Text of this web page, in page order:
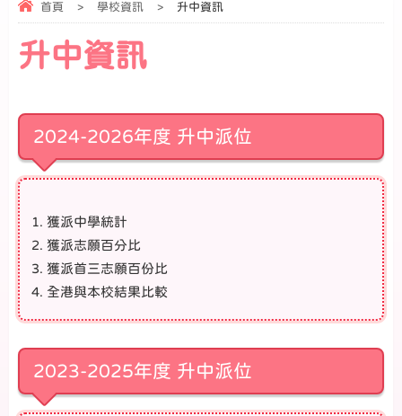
首頁 > 學校資訊 > 升中資訊
升中資訊
2024-2026年度 升中派位
獲派中學統計
獲派志願百分比
獲派首三志願百份比
全港與本校結果比較
2023-2025年度 升中派位